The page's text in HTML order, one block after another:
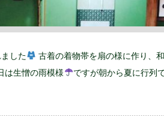
した
古着の着物帯を扇の様に作り、
は生憎の雨模様
ですが朝から夏に行列